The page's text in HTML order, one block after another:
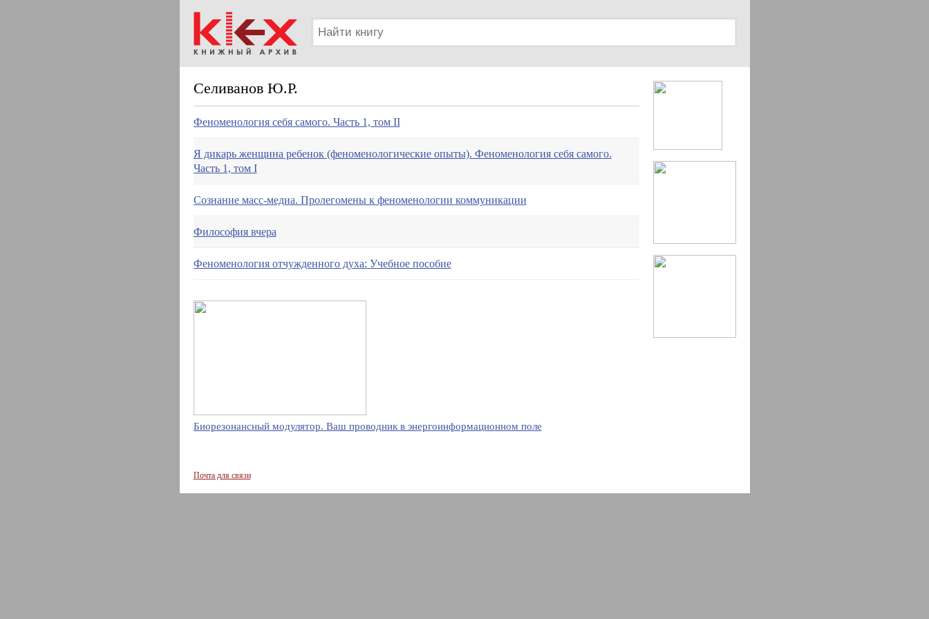
Селиванов Ю.Р.
Феноменология себя самого. Часть 1, том II
Я дикарь женщина ребенок (феноменологические опыты). Феноменология себя самого.
Часть 1, том I
Сознание масс-медиа. Пролегомены к феноменологии коммуникации
Философия вчера
Феноменология отчужденного духа: Учебное пособие
Биорезонансный модулятор. Ваш проводник в энергоинформационном поле
Почта для связи